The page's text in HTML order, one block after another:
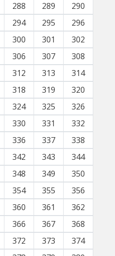
288 289
290
294 295
296
300 301
302
306 307
308
312 313
314
318 319
320
324 325
326
330 331
332
336 337
338
342 343
344
348 349
350
354 355
356
360 361
362
366 367
368
372 373
374